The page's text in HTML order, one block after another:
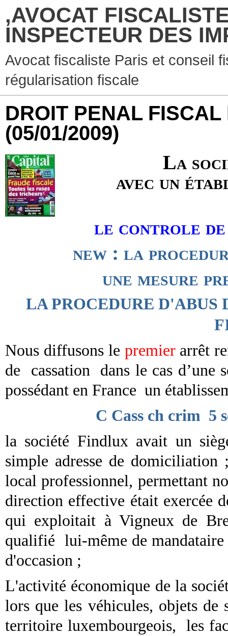
,AVOCAT
INSPECTEUR DES
Avocat fiscaliste Paris et conseil
régularisation fiscale
DROIT PENAL
(05/01/2009)
La
avec un
le controle
new : la
une mesure
LA PROCEDURE D'ABUS
Nous diffusons le premierarrêt
de
cassation dans le cas d’une
possédant en France un
C Cass ch crim 5
la société Findlux avait un
simple adresse de
local professionnel, permettant
direction effective était exercée
qui exploitait à Vigneux de
qualifié lui-même de
d'occasion ;
L'activité économique de la
lors que les véhicules, objets de
territoire luxembourgeois,
les